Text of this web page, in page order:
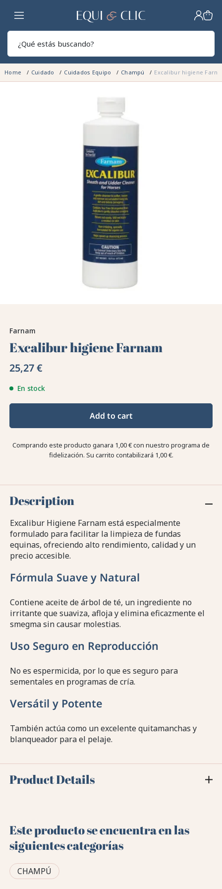
Hogar
Home Cuidado Cuidados Equipo Champú Excalibur higiene
Farnam
Excalibur higiene Farnam
25,27 €
En stock
Add to cart
Comprando este producto ganara 1,00 €con nuestro programa de
fidelización. Su carrito contabilizará 1,00 €.
Description
Excalibur Higiene Farnam está especialmente
formulado para facilitar la limpieza de fundas
equinas, ofreciendo alto rendimiento, calidad y un
precio accesible.
Fórmula Suave y Natural
Contiene aceite de árbol de té, un ingrediente no
irritante que suaviza, afloja y elimina eficazmente el
smegma sin causar molestias.
Uso Seguro en Reproducción
No es espermicida, por lo que es seguro para
sementales en programas de cría.
Versátil y Potente
También actúa como un excelente quitamanchas y
blanqueador para el pelaje.
Product Details
Este producto se encuentra en las
siguientes categorías
CHAMPÚ